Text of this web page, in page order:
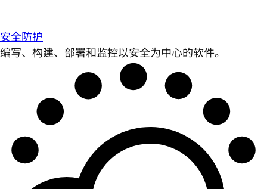
安全防护
编写、构建、部署和监控以安全为中心的软件。